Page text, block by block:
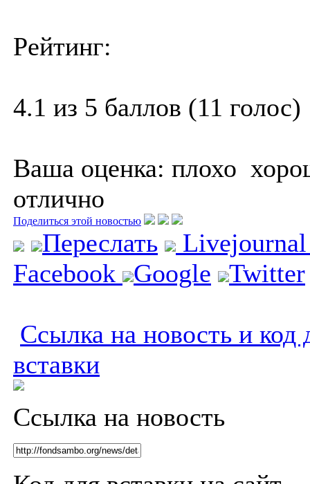
Рейтинг:
4.1 из 5 баллов (11 голос)
Ваша оценка: плохо
отлично
Поделиться этой новостью
Переслать
Facebook
Google Twitter
Ссылка на новость и код
вставки
Ссылка на новость